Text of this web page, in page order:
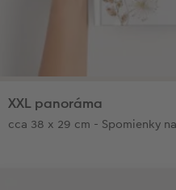
XXL panoráma
cca 38 x 29 cm - Spomienky